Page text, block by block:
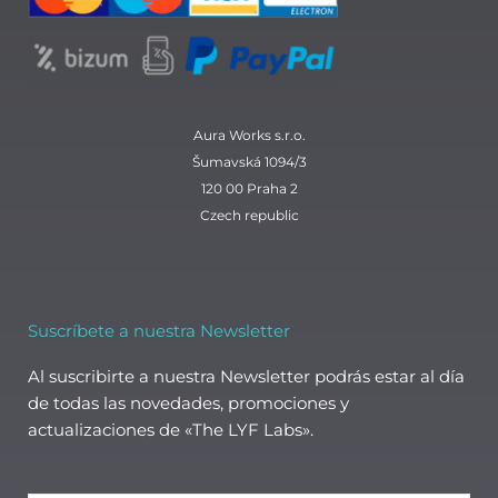
Aura Works s.r.o.
Šumavská 1094/3
120 00 Praha 2
Czech republic
Suscríbete a nuestra Newsletter
Al suscribirte a nuestra Newsletter podrás estar al día
de todas las novedades, promociones y
actualizaciones de «The LYF Labs».